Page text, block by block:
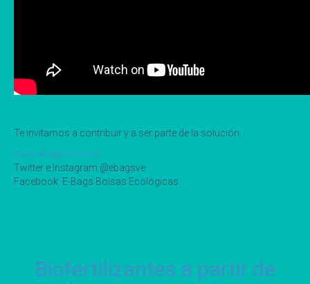
Te invitamos a contribuir y a ser parte de la solución.
www.ebags.com.ve
Twitter e Instagram @ebagsve
Facebook: E-Bags Bolsas Ecológicas
Biofertilizantes a partir de